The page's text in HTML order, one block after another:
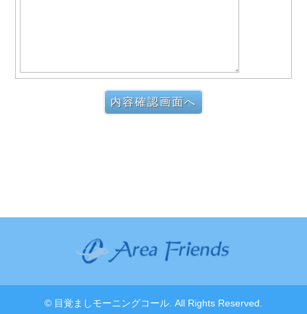
© 目覚ましモーニングコール . All Rights Reserved.